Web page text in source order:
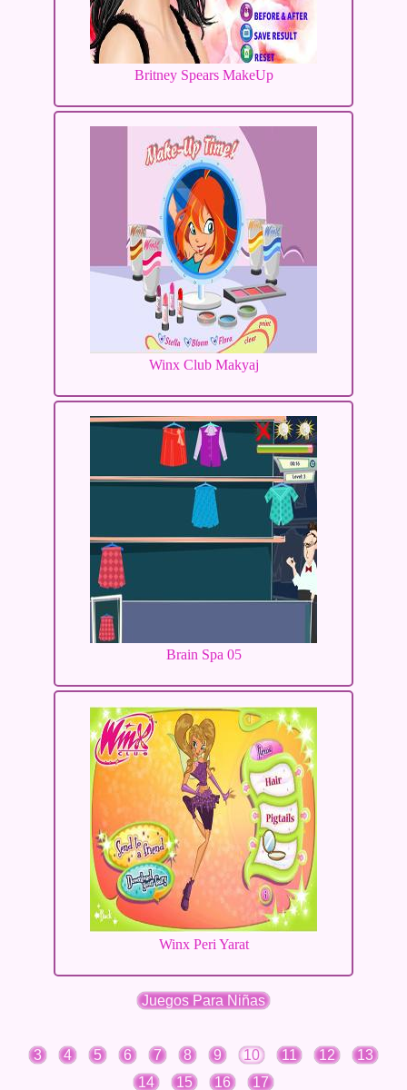
Britney Spears MakeUp
Winx Club Makyaj
Brain Spa 05
Winx Peri Yarat
Juegos Para Niñas
3 4 5 6 7 8 9 10 11 12
13
14
15 16 17